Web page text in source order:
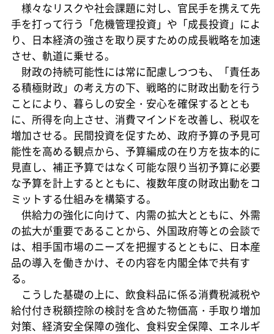
様々なリスクや社会課題に対し、官民手を携えて先
手を打って行う「危機管理投資」や「成長投資」によ
り、日本経済の強さを取り戻すための成長戦略を加速
させ、軌道に乗せる。
財政の持続可能性には常に配慮しつつも、「責任あ
る積極財政」の考え方の下、戦略的に財政出動を行う
ことにより、暮らしの安全・安心を確保するととも
に、所得を向上させ、消費マインドを改善し、税収を
増加させる。民間投資を促すため、政府予算の予見可
能性を高める観点から、予算編成の在り方を抜本的に
見直し、補正予算ではなく可能な限り当初予算に必要
な予算を計上するとともに、複数年度の財政出動をコ
ミットする仕組みを構築する。
供給力の強化に向けて、内需の拡大とともに、外需
の拡大が重要であることから、外国政府等との会談で
は、相手国市場のニーズを把握するとともに、日本産
品の導入を働きかけ、その内容を内閣全体で共有す
る。
こうした基礎の上に、飲食料品に係る消費税減税や
給付付き税額控除の検討を含めた物価高・手取り増加
対策、経済安全保障の強化、食料安全保障、エネルギ